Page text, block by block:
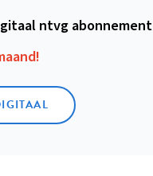
ntvg abonnement